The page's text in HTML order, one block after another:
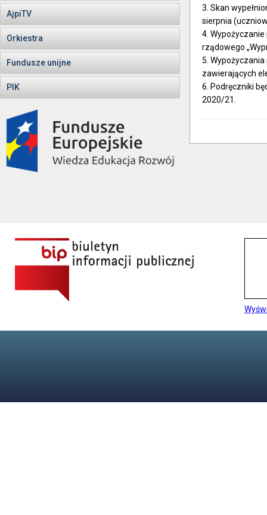
AjpiTV
Orkiestra
Fundusze unijne
PIK
3. Skan
sierpnia
4.
rządowego
5.
zawierających
6. Podręczniki
2020/21.